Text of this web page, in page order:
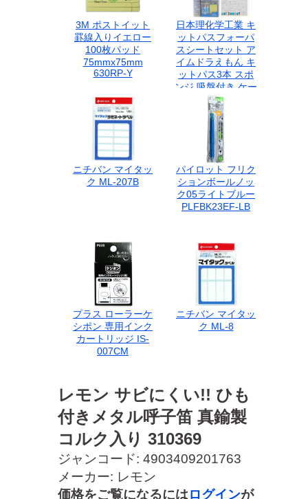
レモン サビにくい!! ひも
付きメタル呼子笛 真鍮製
コルク入り 310369
ジャンコード: 4903409201763
メーカー: レモン
価格をご覧になるにはログインが
3M ポストイット
罫線入りイエロー
100枚パッド
75mmx75mm
630RP-Y
日本理化学工業 キ
ットパスフォーパ
スシートセット ア
イムドラえもん キ
ットパス3本 スポ
ンジ 吸盤付き ケー
ス入り FBSS-4
ニチバン マイタッ
ク ML-207B
パイロット フリク
ションボールノッ
ク05ライトブルー
PLFBK23EF-LB
プラス ローラーケ
シポン 専用インク
カートリッジ IS-
007CM
ニチバン マイタッ
ク ML-8